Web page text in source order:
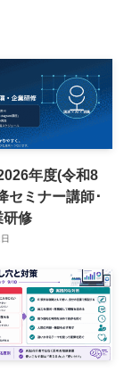
年度(令和8
セミナー講師･
研修